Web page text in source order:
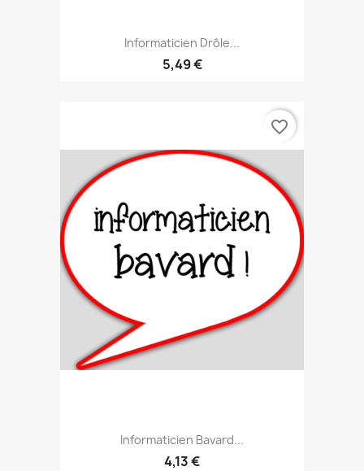
Informaticien Drôle...
5,49 €
Informaticien Bavard...
4,13 €
favorite_border